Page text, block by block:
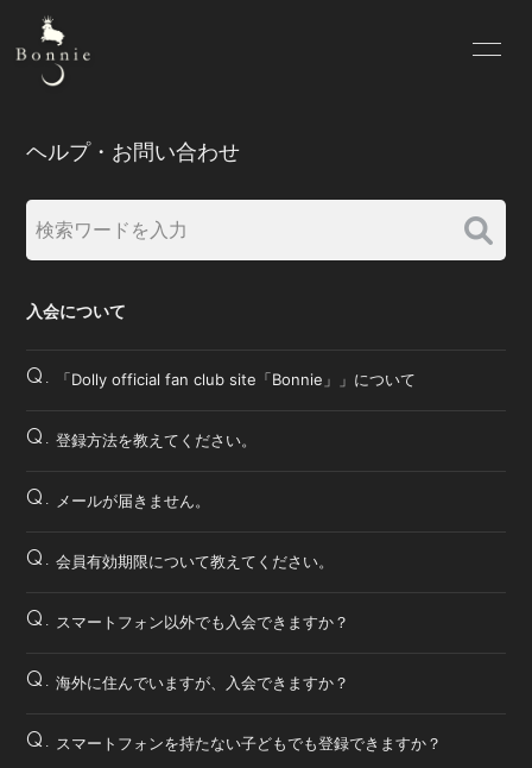
BIOGRAPHY
BLOG
会員登録 ログイン
ヘルプ・お問い合わせ
入会について
Q. 「Dolly official fan club site「Bonnie」」について
Q. 登録方法を教えてください。
Q. メールが届きません。
Q. 会員有効期限について教えてください。
Q. スマートフォン以外でも入会できますか？
Q. 海外に住んでいますが、入会できますか？
Q. スマートフォンを持たない子どもでも登録できますか？